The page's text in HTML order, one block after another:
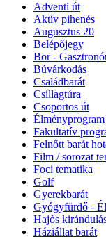
Adventi út
Aktív pihenés
Augusztus 20
Belépőjegy
Bor -
Búvárkodás
Családbarát
Csillagtúra
Csoportos út
Élményprogram
Fakultatív
Felnőtt barát
Film / sorozat
Foci tematika
Golf
Gyerekbarát
Gyógyfürdő -
Hajós
Háziállat barát